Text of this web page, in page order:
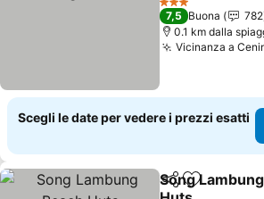
3 Stelle
7,5 Buona
782
0.1 km dalla
Vicinanza a
Scegli le date per vedere i prezzi esatti
CondividiAggiungi
Song